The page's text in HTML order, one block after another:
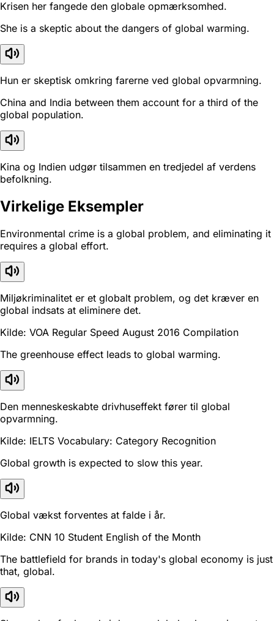
Krisen her fangede den globale opmærksomhed.
She is a skeptic about the dangers of global warming.
Hun er skeptisk omkring farerne ved global opvarmning.
China and India between them account for a third of the
global population.
Kina og Indien udgør tilsammen en tredjedel af verdens
befolkning.
Virkelige Eksempler
Environmental crime is a global problem, and eliminating it
requires a global effort.
Miljøkriminalitet er et globalt problem, og det kræver en
global indsats at eliminere det.
Kilde: VOA Regular Speed August 2016 Compilation
The greenhouse effect leads to global warming.
Den menneskeskabte drivhuseffekt fører til global
opvarmning.
Kilde: IELTS Vocabulary: Category Recognition
Global growth is expected to slow this year.
Global vækst forventes at falde i år.
Kilde: CNN 10 Student English of the Month
The battlefield for brands in today's global economy is just
that, global.